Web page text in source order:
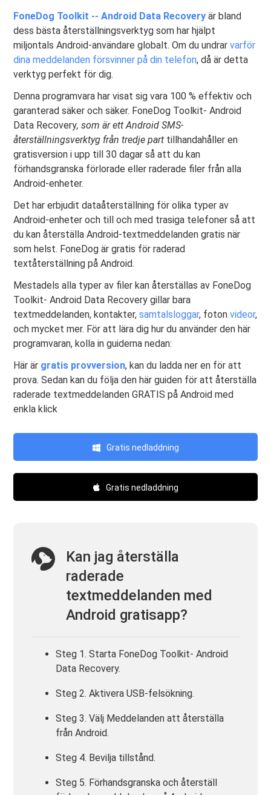
FoneDog Toolkit -- Android Data Recovery är bland
dess bästa återställningsverktyg som har hjälpt
miljontals Android-användare globalt. Om du undrarvarför
dina meddelanden försvinner på din telefon, då är detta
verktyg perfekt för dig.
Denna programvara har visat sig vara 100 % effektiv och
garanterad säker och säker. FoneDog Toolkit- Android
Data Recovery, som är ett Android SMS-
återställningsverktyg från tredje part tillhandahåller en
gratisversion i upp till 30 dagar så att du kan
förhandsgranska förlorade eller raderade filer från alla
Android-enheter.
Det har erbjudit dataåterställning för olika typer av
Android-enheter och till och med trasiga telefoner så att
du kan återställa Android-textmeddelanden gratis när
som helst. FoneDog är gratis för raderad
textåterställning på Android.
Mestadels alla typer av filer kan återställas av FoneDog
Toolkit- Android Data Recovery gillar bara
textmeddelanden, kontakter,samtalsloggar, fotonvideor,
och mycket mer. För att lära dig hur du använder den här
programvaran, kolla in guiderna nedan:
Här är gratis provversion, kan du ladda ner en för att
prova. Sedan kan du följa den här guiden för att återställa
raderade textmeddelanden GRATIS på Android med
enkla klick
Gratis nedladdning
Gratis nedladdning
Kan jag återställa
raderade
textmeddelanden med
Android gratisapp?
Steg 1. Starta FoneDog Toolkit- Android
Data Recovery.
Steg 2. Aktivera USB-felsökning.
Steg 3. Välj Meddelanden att återställa
från Android.
Steg 4. Bevilja tillstånd.
Steg 5. Förhandsgranska och återställ